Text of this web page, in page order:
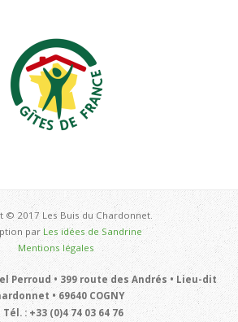
© 2017 Les Buis du Chardonnet.
par Les idées de Sandrine
Mentions légales
Perroud • 399 route des Andrés • Lieu-dit
• 69640 COGNY
Tél. : +33 (0)4 74 03 64 76